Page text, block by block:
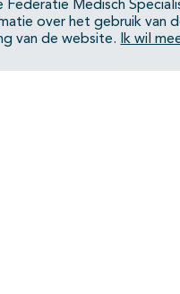
Federatie Medisch
over het gebruik van
van de website.
Ik wil